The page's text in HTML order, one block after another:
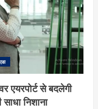
एयरपोर्ट से बदलेगी
निशाना